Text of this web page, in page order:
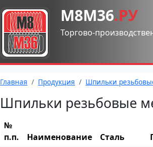
М8М36.РУ
Торгово-
Главная Продукция Шпильки
Шпильки резьбовые
№
п.п.
Наименование Сталь